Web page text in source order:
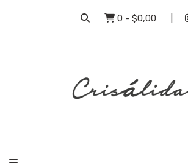
0 - $0,00